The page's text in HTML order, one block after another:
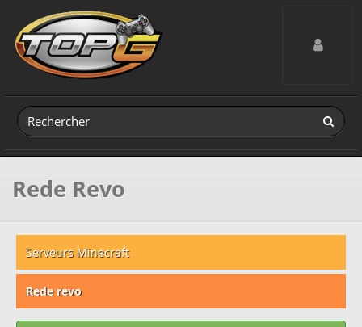
Toggle
Rede Revo
Serveurs Minecraft
Rede revo